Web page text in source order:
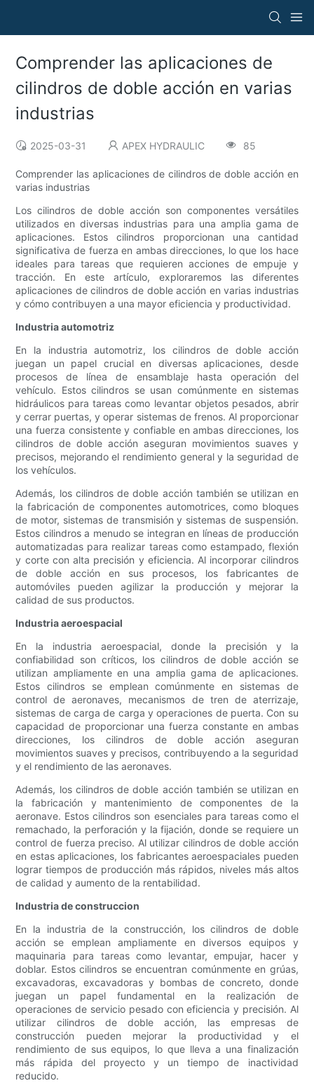
Comprender las aplicaciones de
cilindros de doble acción en varias
industrias
2025-03-31 APEX HYDRAULIC 85
Comprender las aplicaciones de cilindros de doble acción en
varias industrias
Los cilindros de doble acción son componentes versátiles
utilizados en diversas industrias para una amplia gama de
aplicaciones. Estos cilindros proporcionan una cantidad
significativa de fuerza en ambas direcciones, lo que los hace
ideales para tareas que requieren acciones de empuje y
tracción. En este artículo, exploraremos las diferentes
aplicaciones de cilindros de doble acción en varias industrias
y cómo contribuyen a una mayor eficiencia y productividad.
Industria automotriz
En la industria automotriz, los cilindros de doble acción
juegan un papel crucial en diversas aplicaciones, desde
procesos de línea de ensamblaje hasta operación del
vehículo. Estos cilindros se usan comúnmente en sistemas
hidráulicos para tareas como levantar objetos pesados, abrir
y cerrar puertas, y operar sistemas de frenos. Al proporcionar
una fuerza consistente y confiable en ambas direcciones, los
cilindros de doble acción aseguran movimientos suaves y
precisos, mejorando el rendimiento general y la seguridad de
los vehículos.
Además, los cilindros de doble acción también se utilizan en
la fabricación de componentes automotrices, como bloques
de motor, sistemas de transmisión y sistemas de suspensión.
Estos cilindros a menudo se integran en líneas de producción
automatizadas para realizar tareas como estampado, flexión
y corte con alta precisión y eficiencia. Al incorporar cilindros
de doble acción en sus procesos, los fabricantes de
automóviles pueden agilizar la producción y mejorar la
calidad de sus productos.
Industria aeroespacial
En la industria aeroespacial, donde la precisión y la
confiabilidad son críticos, los cilindros de doble acción se
utilizan ampliamente en una amplia gama de aplicaciones.
Estos cilindros se emplean comúnmente en sistemas de
control de aeronaves, mecanismos de tren de aterrizaje,
sistemas de carga de carga y operaciones de puerta. Con su
capacidad de proporcionar una fuerza constante en ambas
direcciones, los cilindros de doble acción aseguran
movimientos suaves y precisos, contribuyendo a la seguridad
y el rendimiento de las aeronaves.
Además, los cilindros de doble acción también se utilizan en
la fabricación y mantenimiento de componentes de la
aeronave. Estos cilindros son esenciales para tareas como el
remachado, la perforación y la fijación, donde se requiere un
control de fuerza preciso. Al utilizar cilindros de doble acción
en estas aplicaciones, los fabricantes aeroespaciales pueden
lograr tiempos de producción más rápidos, niveles más altos
de calidad y aumento de la rentabilidad.
Industria de construccion
En la industria de la construcción, los cilindros de doble
acción se emplean ampliamente en diversos equipos y
maquinaria para tareas como levantar, empujar, hacer y
doblar. Estos cilindros se encuentran comúnmente en grúas,
excavadoras, excavadoras y bombas de concreto, donde
juegan un papel fundamental en la realización de
operaciones de servicio pesado con eficiencia y precisión. Al
utilizar cilindros de doble acción, las empresas de
construcción pueden mejorar la productividad y el
rendimiento de sus equipos, lo que lleva a una finalización
más rápida del proyecto y un tiempo de inactividad
reducido.